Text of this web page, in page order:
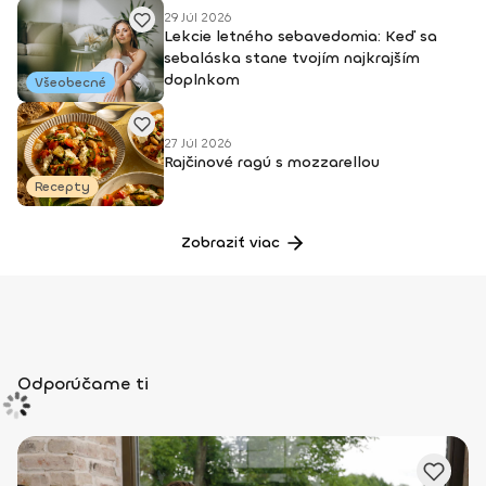
výživou WEB: www.jedalnicky.sk
Všeobecné
29 Júl 2026
Lekcie letného sebavedomia: Keď sa
sebaláska stane tvojím najkrajším
doplnkom
Recepty
27 Júl 2026
Rajčinové ragú s mozzarellou
Zobraziť viac
Odporúčame ti